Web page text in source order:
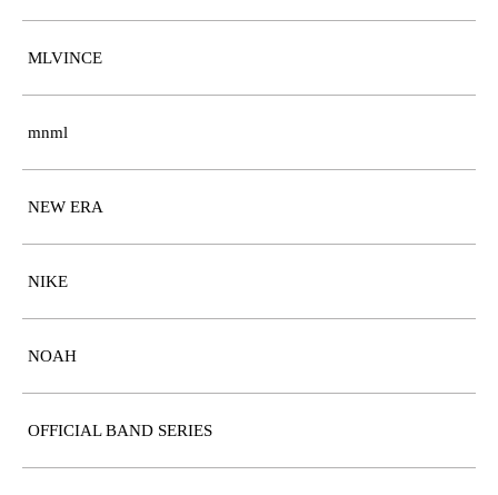
MLVINCE
mnml
NEW ERA
NIKE
NOAH
OFFICIAL BAND SERIES